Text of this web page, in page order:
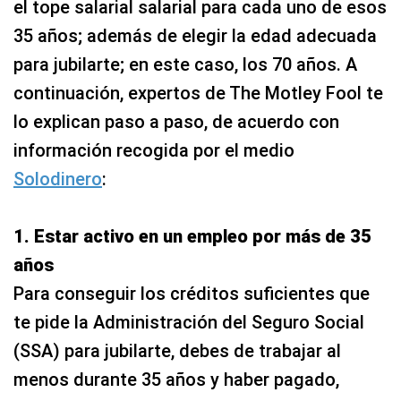
el tope salarial salarial para cada uno de esos
35 años; además de elegir la edad adecuada
para jubilarte; en este caso, los 70 años. A
continuación, expertos de The Motley Fool te
lo explican paso a paso, de acuerdo con
información recogida por el medio
Solodinero:
1. Estar activo en un empleo por más de 35
años
Para conseguir los créditos suficientes que
te pide la Administración del Seguro Social
(SSA) para jubilarte, debes de trabajar al
menos durante 35 años y haber pagado,